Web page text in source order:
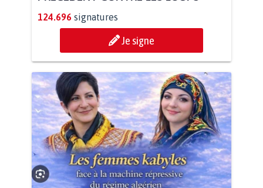
124.696 signatures
Je signe